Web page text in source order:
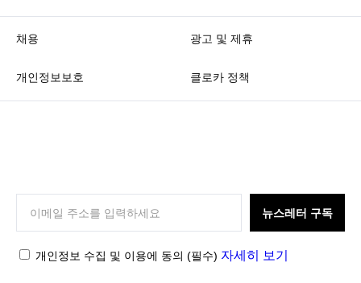
채용 광고 및 제휴
개인정보보호 클로카 정책
C
C
뉴스레터 구독
개인정보 수집 및 이용에 동의 (필수) 자세히 보기